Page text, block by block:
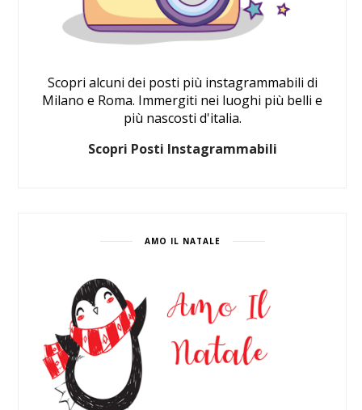
Scopri alcuni dei posti più instagrammabili di
Milano e Roma. Immergiti nei luoghi più belli e
più nascosti d'italia.
Scopri Posti Instagrammabili
AMO IL NATALE